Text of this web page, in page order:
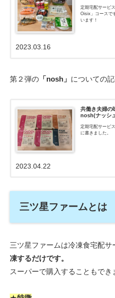
定期宅配サービ
Oisix」コースで
います！
2023.03.16
第２弾の 「nosh」 についての
共働き夫婦の
nosh(ナッシ
定期宅配サービ
に書きました。
2023.04.22
三ツ星ファームとは
三ツ星ファームは冷凍食宅配サ
凍するだけです。
スーパーで購入することもでき